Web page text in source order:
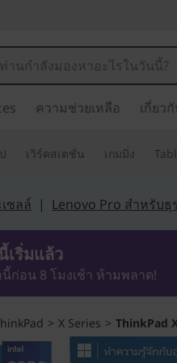
ความช่วยเหลือ เกี่ยว
เวิร์คสเตชั่น เกมมิ่ง
ซลล์ | Lenovo Pro สำหรับธุ
ริ่มแล้ว
ก่อน 8 โมงเช้า ห้ามพลาด!
> X Series > ThinkPad